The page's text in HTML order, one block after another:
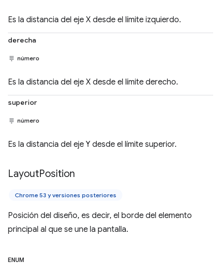
Es la distancia del eje X desde el límite izquierdo.
derecha
número
Es la distancia del eje X desde el límite derecho.
superior
número
Es la distancia del eje Y desde el límite superior.
LayoutPosition
Chrome 53 y versiones posteriores
Posición del diseño, es decir, el borde del elemento
principal al que se une la pantalla.
ENUM